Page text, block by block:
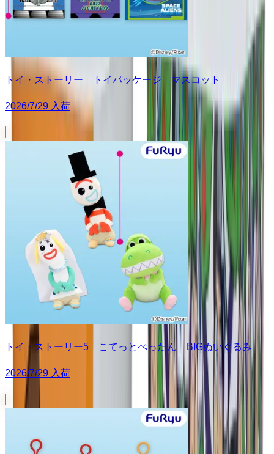
トイ・ストーリー トイパッケージ マスコット
2026/7/29 入荷
トイ・ストーリー5 こてっとぺったん BIGぬいぐるみ
2026/7/29 入荷